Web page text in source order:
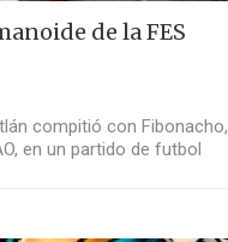
de la FES
compitió con Fibonacho,
en un partido de futbol